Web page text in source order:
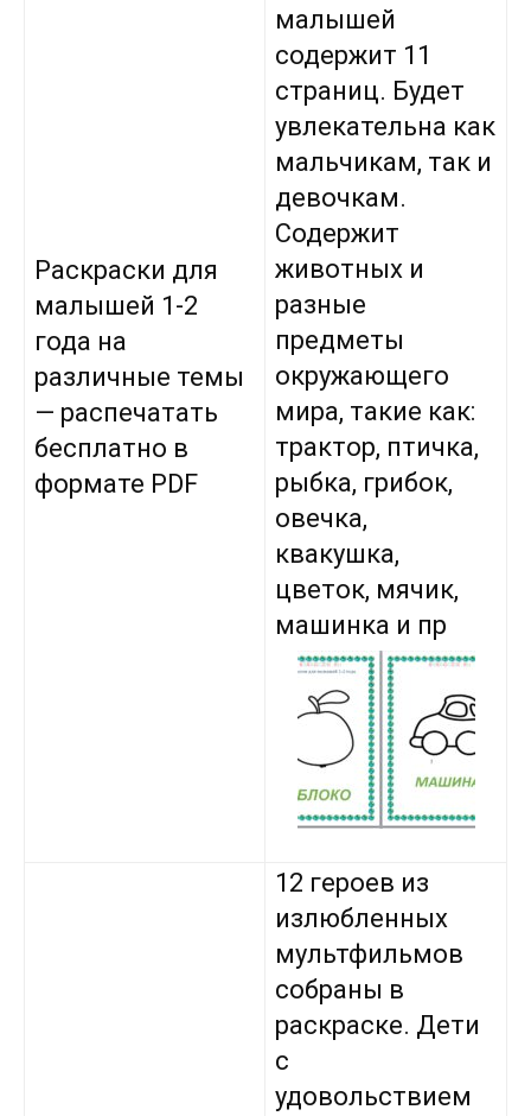
Раскраски для
малышей 1-2
года на
различные темы
— распечатать
бесплатно в
формате PDF
малышей
содержит 11
страниц. Будет
увлекательна как
мальчикам, так и
девочкам.
Содержит
животных и
разные
предметы
окружающего
мира, такие как:
трактор, птичка,
рыбка, грибок,
овечка,
квакушка,
цветок, мячик,
машинка и пр
12 героев из
излюбленных
мультфильмов
собраны в
раскраске. Дети
с
удовольствием